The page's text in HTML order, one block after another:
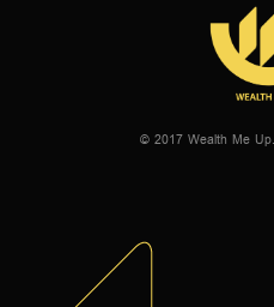
© 2017 Wealth Me